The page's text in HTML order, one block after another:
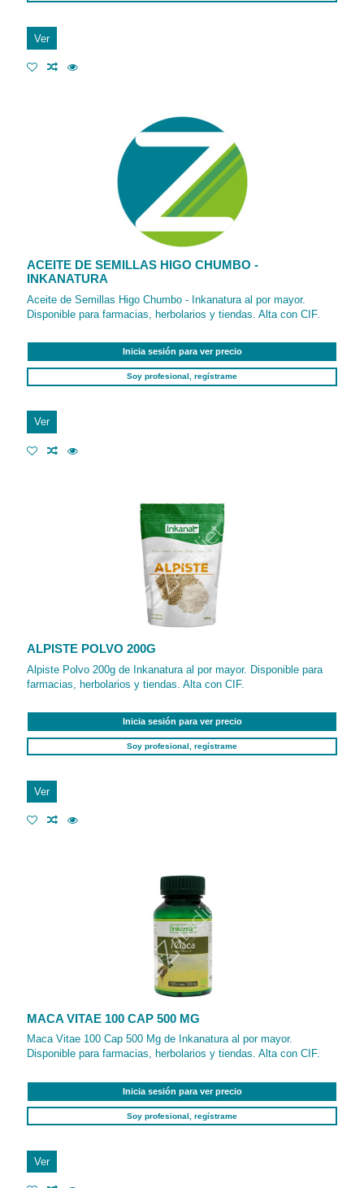
Ver
ACEITE DE SEMILLAS HIGO CHUMBO -
INKANATURA
Aceite de Semillas Higo Chumbo - Inkanatura al por mayor.
Disponible para farmacias, herbolarios y tiendas. Alta con CIF.
Inicia sesión para ver precio
Soy profesional, regístrame
Ver
ALPISTE POLVO 200G
Alpiste Polvo 200g de Inkanatura al por mayor. Disponible para
farmacias, herbolarios y tiendas. Alta con CIF.
Inicia sesión para ver precio
Soy profesional, regístrame
Ver
MACA VITAE 100 CAP 500 MG
Maca Vitae 100 Cap 500 Mg de Inkanatura al por mayor.
Disponible para farmacias, herbolarios y tiendas. Alta con CIF.
Inicia sesión para ver precio
Soy profesional, regístrame
Ver